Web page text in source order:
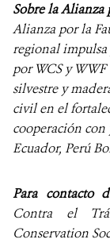
Sobre la Alianza
Alianza por la
regional
por WCS y
silvestre y
civil en el
cooperación
Ecuador, Perú
Para contacto
Contra el
Conservation